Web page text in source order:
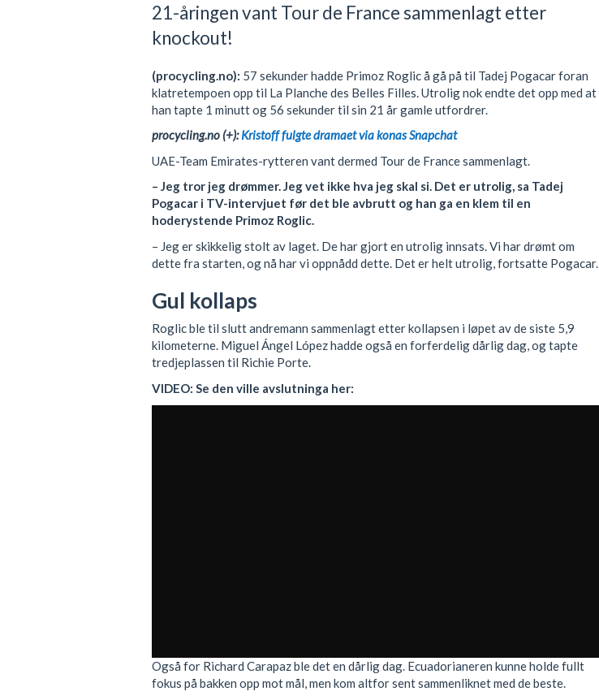
21-åringen vant Tour de France sammenlagt etter
knockout!
(procycling.no): 57 sekunder hadde Primoz Roglic å gå på til Tadej Pogacar foran
klatretempoen opp til La Planche des Belles Filles. Utrolig nok endte det opp med at
han tapte 1 minutt og 56 sekunder til sin 21 år gamle utfordrer.
procycling.no (+):Kristoff fulgte dramaet via konas Snapchat
UAE-Team Emirates-rytteren vant dermed Tour de France sammenlagt.
– Jeg tror jeg drømmer. Jeg vet ikke hva jeg skal si. Det er utrolig, sa Tadej
Pogacar i TV-intervjuet før det ble avbrutt og han ga en klem til en
hoderystende Primoz Roglic.
– Jeg er skikkelig stolt av laget. De har gjort en utrolig innsats. Vi har drømt om
dette fra starten, og nå har vi oppnådd dette. Det er helt utrolig, fortsatte Pogacar.
Gul kollaps
Roglic ble til slutt andremann sammenlagt etter kollapsen i løpet av de siste 5,9
kilometerne. Miguel Ángel López hadde også en forferdelig dårlig dag, og tapte
tredjeplassen til Richie Porte.
VIDEO: Se den ville avslutninga her:
Også for Richard Carapaz ble det en dårlig dag. Ecuadorianeren kunne holde fullt
fokus på bakken opp mot mål, men kom altfor sent sammenliknet med de beste.